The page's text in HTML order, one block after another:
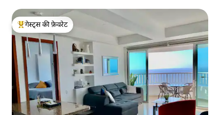
गेस्ट्स का टॉप फ़ेवरेट
गेस्ट्स की फ़ेवरेट